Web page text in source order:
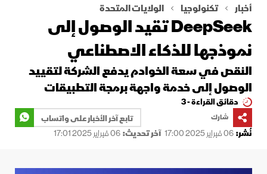
أخبار تكنولوجيا الولايات المتحدة
DeepSeek تقيد الوصول إلى
نموذجها للذكاء الاصطناعي
النقص في سعة الخوادم يدفع الشركة لتقييد
الوصول إلى خدمة واجهة برمجة التطبيقات
دقائق القراءة - 3
شارك
تابع آخر الأخبار على واتساب
نُشر:06 فبراير 2025 17:00 آخر تحديث:06 فبراير 2025 17:01